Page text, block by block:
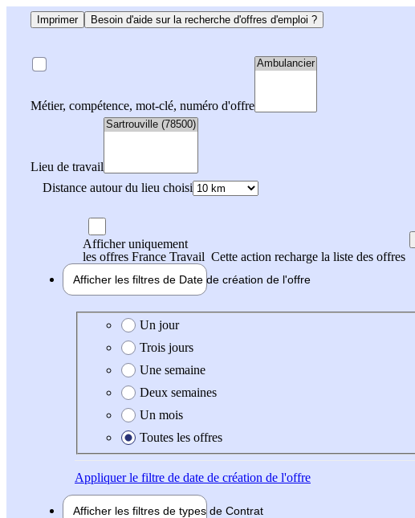
Imprimer Besoin d'aide sur la recherche d'offres d'emploi ?
Métier, compétence, mot-clé, numéro d'offre
Lieu de travail
Distance autour du lieu choisi
Afficher uniquement
les offres France Travail Cette action recharge la liste des offres
Afficher les filtres de Date de création de l'offre
Date de création de l'offre
Un jour
Trois jours
Une semaine
Deux semaines
Un mois
Toutes les offres
Appliquerle filtre de date de création de l'offre
Afficher les filtres de types de Contrat